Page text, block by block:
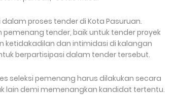
proses tender di Kota Pasuruan.
tender, baik untuk tender proyek
ketidakadilan dan intimidasi di kalangan
berpartisipasi dalam tender tersebut.
seleksi pemenang harus dilakukan secara
lain demi memenangkan kandidat tertentu.